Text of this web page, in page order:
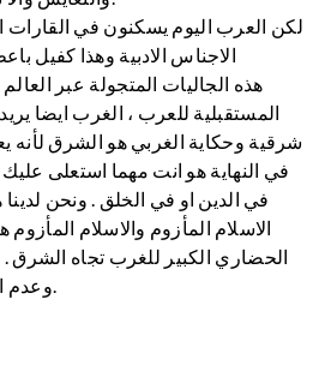
لكن العرب اليوم يسكنون في
الاجناس الادبية وهذا كفيل
هذه الجاليات المتجولة عبر
المستقبلية للعرب ، الغرب ايضا
شرقية وحكاية الغربي هو الشرق لأنه
في النهاية هو انت مهما استعلى عليك
في الدين او في الخلق . ونحن لدينا
الاسلام المأزوم والاسلام
الحضاري الكبير للغرب تجاه الشرق
وعدم الانسياق وراء أطروحاته.